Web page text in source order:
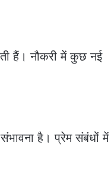
हैं। नौकरी में कुछ नई
है। प्रेम संबंधों में